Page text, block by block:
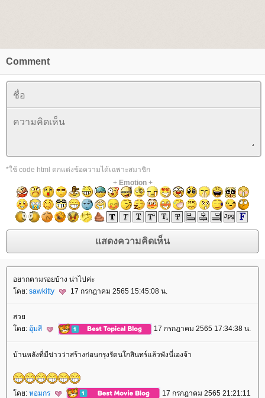
Comment
*ใช้ code html ตกแต่งข้อความได้เฉพาะสมาชิก
+ Emotion+
อยากตามรอยบ้าง น่าไปค่ะ
ดย: sawkitty 17 กรกฎาคม 2565 15:45:08 น.
สว
ดย: อุ้มสี 17 กรกฎาคม 2565 17:34:38 น.
บ้านหลังที่มีข่าวว่าสร้างก่อนกรุงรัตนโกสินทร์แล้วพังนี่เองจ้า
ดย: หอมกร
17 กรกฎาคม 2565 21:21:11